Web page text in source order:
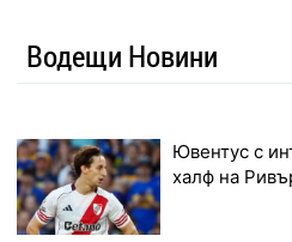
Водещи Новини
Ювентус с
халф на